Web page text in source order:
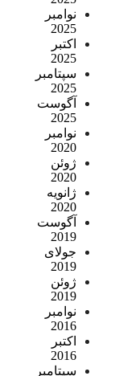
نوامبر
2025
اکتبر
2025
سپتامبر
2025
آگوست
2025
نوامبر
2020
ژوئن
2020
ژانویه
2020
آگوست
2019
جولای
2019
ژوئن
2019
نوامبر
2016
اکتبر
2016
سپتامبر